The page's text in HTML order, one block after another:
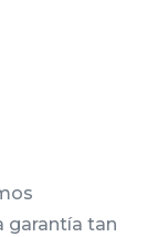
garantía tan